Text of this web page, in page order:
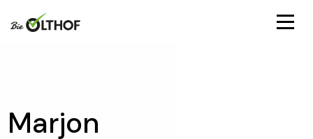
Marjon